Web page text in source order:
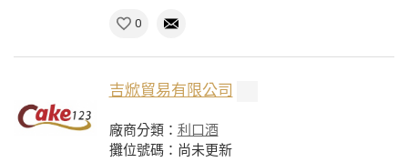
0
吉焮貿易有限公司
廠商分類： 利口酒
攤位號碼：尚未更新